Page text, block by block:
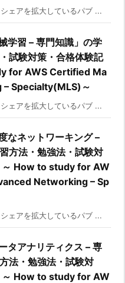
ェアを拡大しているパブ ...
学習 – 専門知識」の学
試験対策・合格体験記
for AWS Certified Ma
Specialty(MLS)～
ェアを拡大しているパブ ...
なネットワーキング –
方法・勉強法・試験対
～ How to study for AW
Networking – Sp
ェアを拡大しているパブ ...
タアナリティクス – 専
法・勉強法・試験対
～ How to study for AW